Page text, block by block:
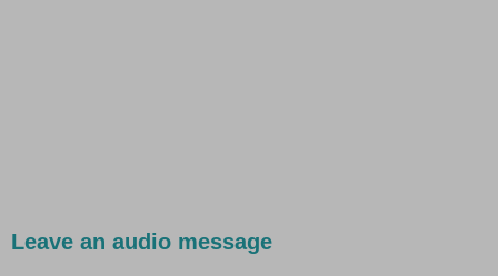
Leave an audio message